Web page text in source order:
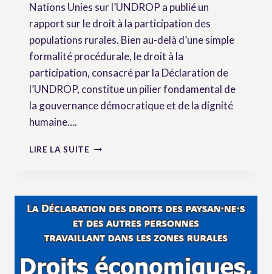
Nations Unies sur l’UNDROP a publié un
rapport sur le droit à la participation des
populations rurales. Bien au-delà d’une simple
formalité procédurale, le droit à la
participation, consacré par la Déclaration de
l’UNDROP, constitue un pilier fondamental de
la gouvernance démocratique et de la dignité
humaine….
LIRE LA SUITE BROCHURE
À
LA
PARTICIPATION
DES
RURAUX